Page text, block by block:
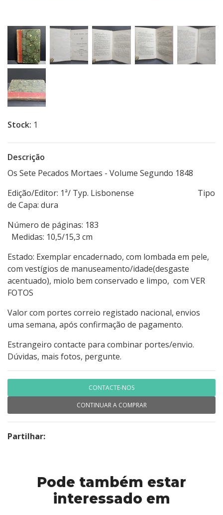
Stock: 1
Descrição
Os Sete Pecados Mortaes - Volume Segundo 1848
Edição/Editor: 1ª/ Typ. Lisbonense Tipo
de Capa: dura
Número de páginas: 183
Medidas: 10,5/15,3 cm
Estado: Exemplar encadernado, com lombada em pele,
com vestígios de manuseamento/idade(desgaste
acentuado), miolo bem conservado e limpo, com VER
FOTOS
Valor com portes correio registado nacional, envios
uma semana, após confirmação de pagamento.
Estrangeiro contacte para combinar portes/envio.
Dúvidas, mais fotos, pergunte.
CONTACTE-NOS
CONTINUAR A COMPRAR
Partilhar:
Pode também estar
interessado em